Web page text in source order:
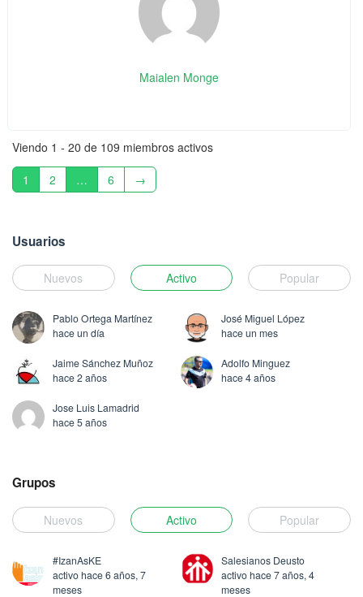
Maialen Monge
Viendo 1 - 20 de 109 miembros activos
1
2 … 6 →
Usuarios
Nuevos Activo Popular
Pablo Ortega Martínez
hace un día
José Miguel López
hace un mes
Jaime Sánchez Muñoz
hace 2 años
Adolfo Minguez
hace 4 años
Jose Luis Lamadrid
hace 5 años
Grupos
Nuevos Activo Popular
#IzanAsKE
activo hace 6 años, 7
meses
Salesianos Deusto
activo hace 7 años, 4
meses